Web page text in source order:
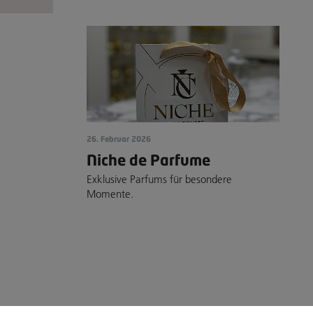
26. Februar 2026
Niche de Parfume
Exklusive Parfums für besondere
Momente.